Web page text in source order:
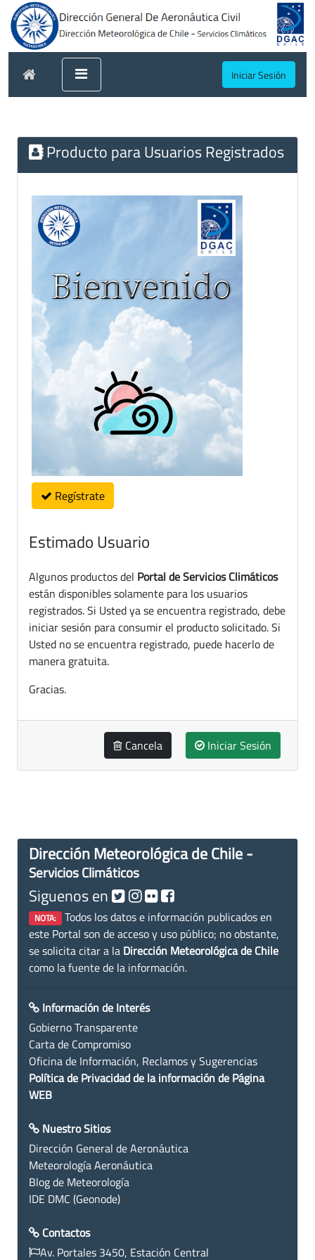
Iniciar Sesión
Producto para Usuarios Registrados
Regístrate
Estimado Usuario
Algunos productos del Portal de Servicios Climáticos
están disponibles solamente para los usuarios
registrados. Si Usted ya se encuentra registrado, debe
iniciar sesión para consumir el producto solicitado. Si
Usted no se encuentra registrado, puede hacerlo de
manera gratuita.
Gracias.
Cancela Iniciar Sesión
Dirección Meteorológica de Chile -
Servicios Climáticos
Siguenos en
NOTA: Todos los datos e información publicados en
este Portal son de acceso y uso público; no obstante,
se solicita citar a la Dirección Meteorológica de Chile
como la fuente de la información.
Información de Interés
Gobierno Transparente
Carta de Compromiso
Oficina de Información, Reclamos y Sugerencias
Política de Privacidad de la información de Página
WEB
Nuestro Sitios
Dirección General de Aeronáutica
Meteorología Aeronáutica
Blog de Meteorología
IDE DMC (Geonode)
Contactos
Av. Portales 3450, Estación Central